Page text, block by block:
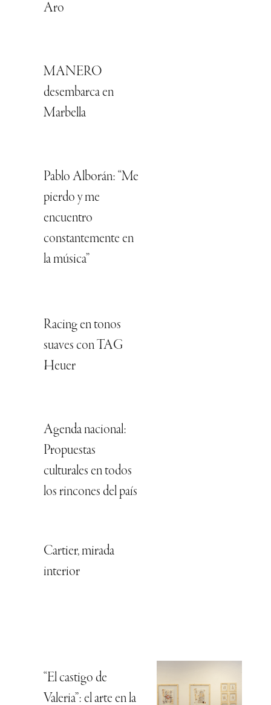
Aro
MANERO
desembarca en
Marbella
Pablo Alborán: “Me
pierdo y me
encuentro
constantemente en
la música”
Racing en tonos
suaves con TAG
Heuer
Agenda nacional:
Propuestas
culturales en todos
los rincones del país
Cartier, mirada
interior
“El castigo de
Valeria”: el arte en la